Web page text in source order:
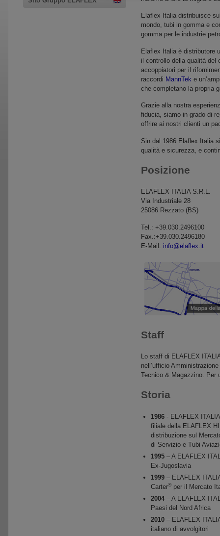
Elaflex Italia distribuisce
mondo, tubi in gomma e
gomma per le industrie
Elaflex Italia è distributore
il controllo della qualità del
accoppiatori per il
raccordi MannTek e
che completano la propria
Grazie alla nostra
fiducia, siamo in grado di
offrire ai nostri clienti un
Sin dal 1986 Elaflex Italia
qualità e sicurezza, e
Posizione
ELAFLEX ITALIA S.R.L.
Via Industriale 28
25086 Rezzato (BS)
Tel.: +39.030.2496100
Fax.:+39.030.2496180
E-Mail: info@elaflex.it
Staff
Lo staff di ELAFLEX
nell’ufficio
Tecnico & Magazzino. Per
Storia
1986 - ELAFLEX
filiale della ELAFLEX
distribuzione sul
di Servizio e Tubi
1995 – A ELAFLEX
Ex-Jugoslavia
1999 – ELAFLEX
Carter® per il Mercato
2004 – A ELAFLEX
Paesi del Nord Africa
2010 – ELAFLEX
italiano di avvolgitori